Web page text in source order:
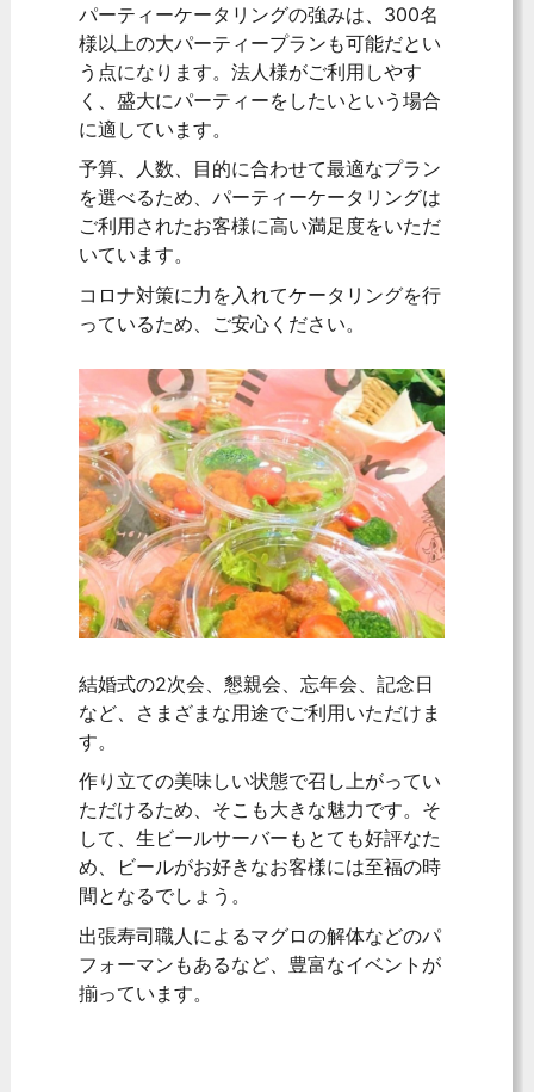
パーティーケータリングの強みは、300名
様以上の大パーティープランも可能だとい
う点になります。法人様がご利用しやす
く、盛大にパーティーをしたいという場合
に適しています。
予算、人数、目的に合わせて最適なプラン
を選べるため、パーティーケータリングは
ご利用されたお客様に高い満足度をいただ
いています。
コロナ対策に力を入れてケータリングを行
っているため、ご安心ください。
結婚式の2次会、懇親会、忘年会、記念日
など、さまざまな用途でご利用いただけま
す。
作り立ての美味しい状態で召し上がってい
ただけるため、そこも大きな魅力です。そ
して、生ビールサーバーもとても好評なた
め、ビールがお好きなお客様には至福の時
間となるでしょう。
出張寿司職人によるマグロの解体などのパ
フォーマンもあるなど、豊富なイベントが
揃っています。